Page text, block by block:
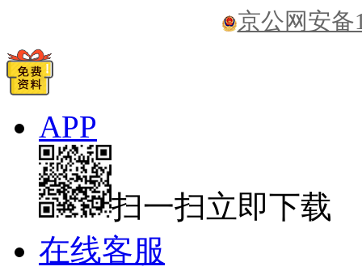
京公网安备
APP
扫一扫立即下载
在线客服